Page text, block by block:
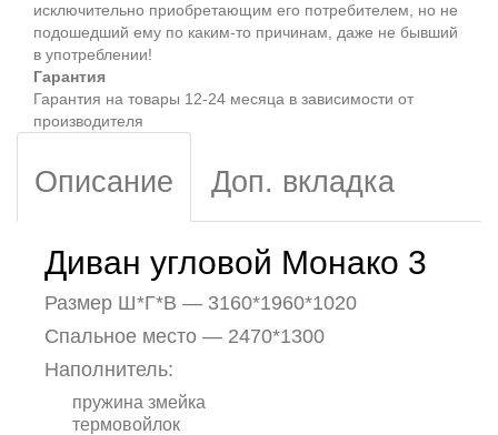
исключительно приобретающим его потребителем, но не
подошедший eмy по каким-то причинам, даже не бывший
в употреблении!
Гарантия
Гарантия на товары 12-24 месяца в зависимости от
производителя
Описание Доп. вкладка
Диван угловой Монако 3
Размер Ш*Г*В — 3160*1960*1020
Спальное место — 2470*1300
Наполнитель:
пружина змейка
термовойлок